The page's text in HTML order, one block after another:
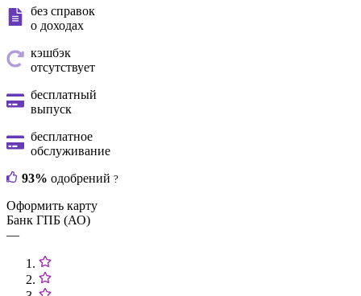
без справок
о доходах
кэшбэк
отсутствует
бесплатный
выпуск
бесплатное
обслуживание
93% одобрений ?
Оформить карту
Банк ГПБ (АО)
—